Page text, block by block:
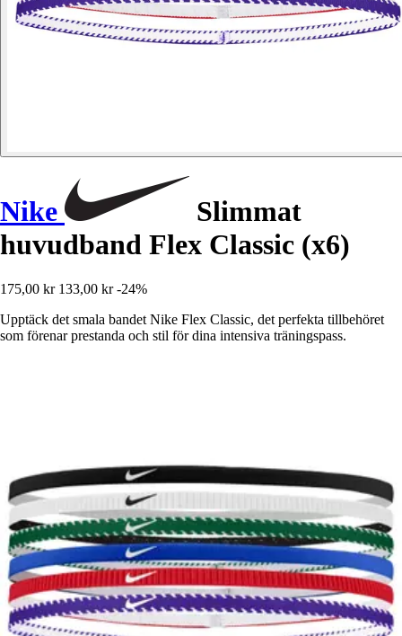
Nike
Slimmat
huvudband Flex Classic (x6)
175,00 kr 133,00 kr -24%
Upptäck det smala bandet Nike Flex Classic, det perfekta tillbehöret
som förenar prestanda och stil för dina intensiva träningspass.